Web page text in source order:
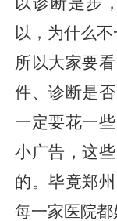
以，为什么
所以大家要
件、诊断是
一定要花一
小广告，这
的。毕竟郑
每一家医院都